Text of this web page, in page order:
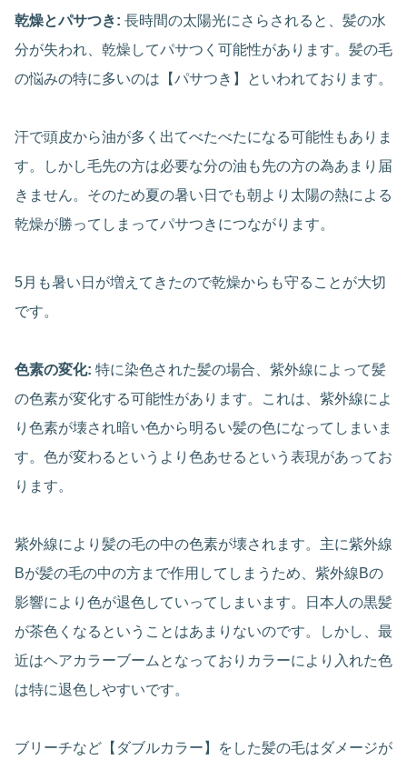
乾燥とパサつき: 長時間の太陽光にさらされると、髪の水
分が失われ、乾燥してパサつく可能性があります。髪の毛
の悩みの特に多いのは【パサつき】といわれております。
汗で頭皮から油が多く出てべたべたになる可能性もありま
す。しかし毛先の方は必要な分の油も先の方の為あまり届
きません。そのため夏の暑い日でも朝より太陽の熱による
乾燥が勝ってしまってパサつきにつながります。
5月も暑い日が増えてきたので乾燥からも守ることが大切
です。
色素の変化: 特に染色された髪の場合、紫外線によって髪
の色素が変化する可能性があります。これは、紫外線によ
り色素が壊され暗い色から明るい髪の色になってしまいま
す。色が変わるというより色あせるという表現があってお
ります。
紫外線により髪の毛の中の色素が壊されます。主に紫外線
Bが髪の毛の中の方まで作用してしまうため、紫外線Bの
影響により色が退色していってしまいます。日本人の黒髪
が茶色くなるということはあまりないのです。しかし、最
近はヘアカラーブームとなっておりカラーにより入れた色
は特に退色しやすいです。
ブリーチなど【ダブルカラー】をした髪の毛はダメージが